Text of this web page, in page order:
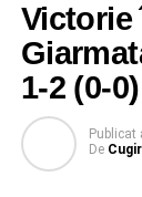
Victorie
1-2 (0-0)
Publicat
De